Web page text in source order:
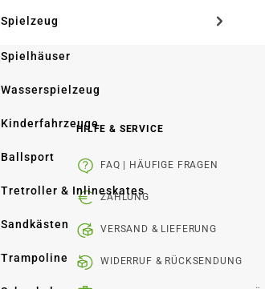
Spielzeug
Spielhäuser
Wasserspielzeug
Kinderfahrzeuge
Ballsport
Tretroller & Inlineskates
Sandkästen
Trampoline
HILFE & SERVICE
FAQ | HÄUFIGE FRAGEN
ZAHLUNG
VERSAND & LIEFERUNG
WIDERRUF & RÜCKSENDUNG